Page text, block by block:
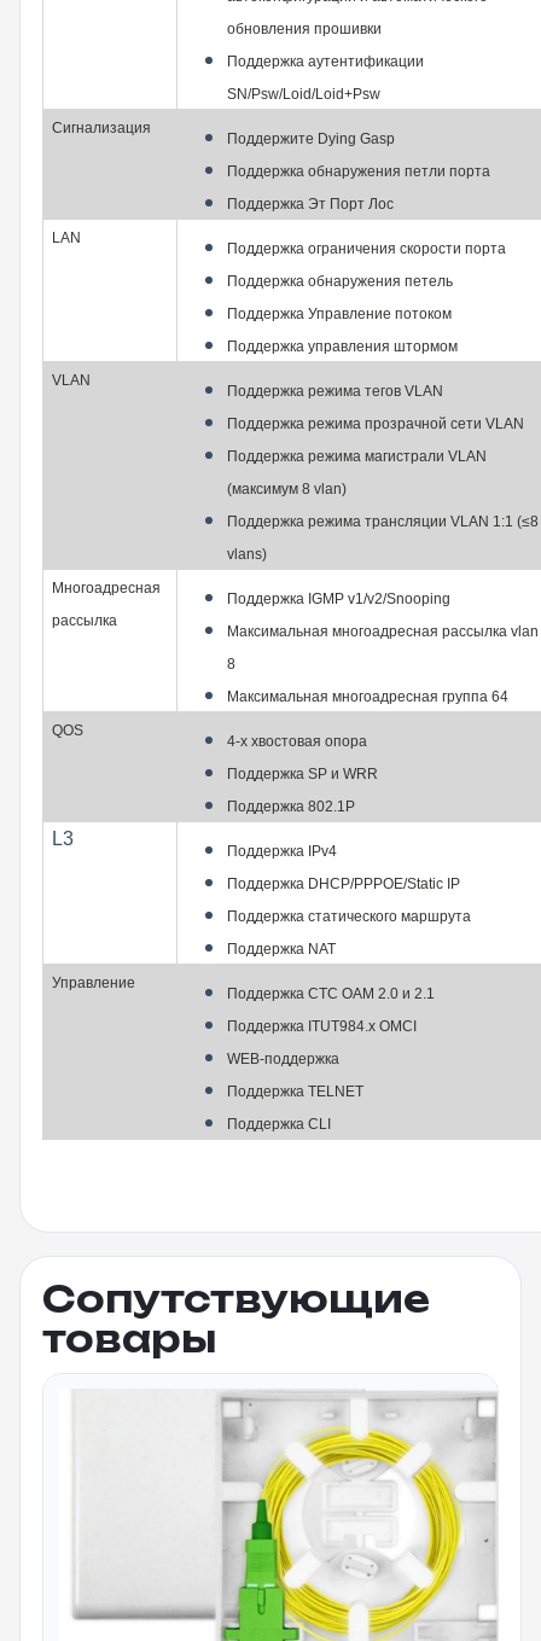
обновления прошивки
Поддержка аутентификации
SN/Psw/Loid/Loid+Psw
Сигнализация
Поддержите Dying Gasp
Поддержка обнаружения петли порта
Поддержка Эт Порт Лос
LAN
Поддержка ограничения скорости порта
Поддержка обнаружения петель
Поддержка Управление потоком
Поддержка управления штормом
VLAN
Поддержка режима тегов VLAN
Поддержка режима прозрачной сети VLAN
Поддержка режима магистрали VLAN
(максимум 8 vlan)
Поддержка режима трансляции VLAN 1:1 (≤8
vlans)
Многоадресная
рассылка
Поддержка IGMP v1/v2/Snooping
Максимальная многоадресная рассылка vlan
8
Максимальная многоадресная группа 64
QOS
4-х хвостовая опора
Поддержка SP и WRR
Поддержка 802.1P
L3
Поддержка IPv4
Поддержка DHCP/PPPOE/Static IP
Поддержка статического маршрута
Поддержка NAT
Управление
Поддержка CTC OAM 2.0 и 2.1
Поддержка ITUT984.x OMCI
WEB-поддержка
Поддержка TELNET
Поддержка CLI
Сопутствующие
товары